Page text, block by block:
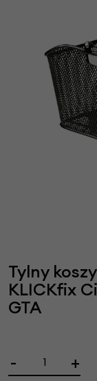
Tylny
KLICKfix
GTA
- +